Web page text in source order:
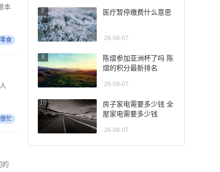
本
零食
很忙
的
8 医疗暂停缴费什么意思
26-08-07
9
陈熠参加亚洲杯了吗 陈
熠的积分最新排名
26-08-07
10
房子家电需要多少钱 全
屋家电需要多少钱
26-08-07